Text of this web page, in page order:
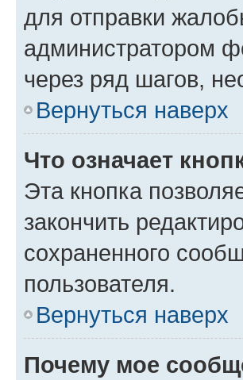
для отправки
администратором
через ряд шагов,
Вернуться наверх
Что означает
Эта кнопка
закончить
сохраненного
пользователя.
Вернуться наверх
Почему мое